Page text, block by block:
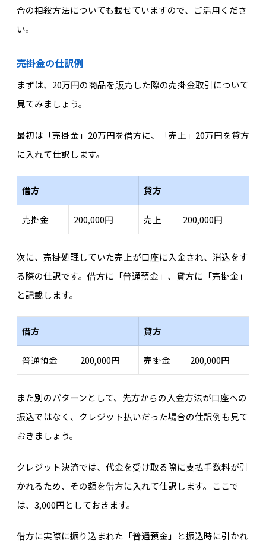
合の相殺方法についても載せていますので、ご活用くださ
い。
売掛金の仕訳例
まずは、20万円の商品を販売した際の売掛金取引について
見てみましょう。
最初は「売掛金」20万円を借方に、「売上」20万円を貸方
に入れて仕訳します。
借方 貸方
売掛金 200,000円 売上 200,000円
次に、売掛処理していた売上が口座に入金され、消込をす
る際の仕訳です。借方に「普通預金」、貸方に「売掛金」
と記載します。
借方 貸方
普通預金 200,000円 売掛金 200,000円
また別のパターンとして、先方からの入金方法が口座への
振込ではなく、クレジット払いだった場合の仕訳例も見て
おきましょう。
クレジット決済では、代金を受け取る際に支払手数料が引
かれるため、その額を借方に入れて仕訳します。ここで
は、3,000円としておきます。
借方に実際に振り込まれた「普通預金」と振込時に引かれ